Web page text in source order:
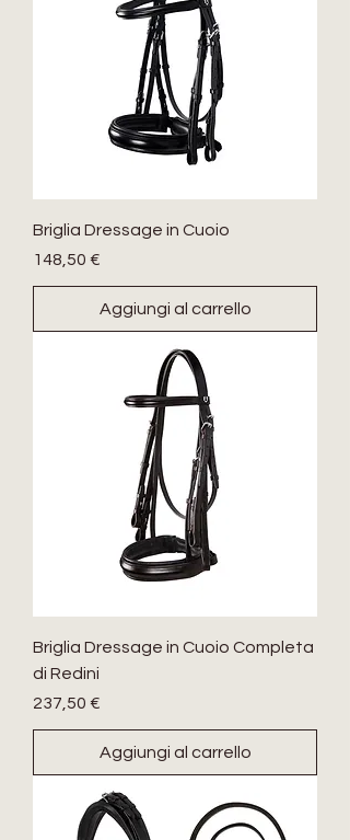
Briglia Dressage in Cuoio
Prezzo
148,50 €
Aggiungi al carrello
Briglia Dressage in Cuoio Completa
di Redini
Prezzo
237,50 €
Aggiungi al carrello